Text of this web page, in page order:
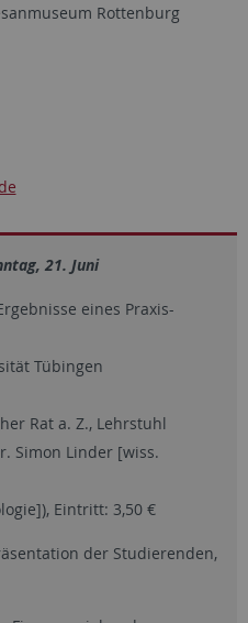
Rottenburg
21. Juni
eines Praxis-
Tübingen
Rat a. Z., Lehrstuhl
Simon Linder [wiss.
Eintritt: 3,50 €
der Studierenden,